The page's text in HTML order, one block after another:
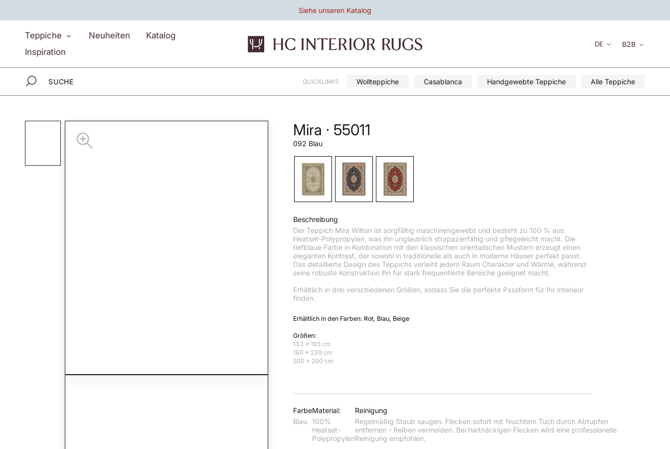
Inhalt
Siehe unseren Katalog
Teppiche Neuheiten Katalog
Inspiration
Sprache
DE B2B
QUICKLINKS Wollteppiche Casablanca Handgewebte Teppiche Alle Teppiche
Mira · 55011
092 Blau
Beschreibung
Der Teppich Mira Wilton ist sorgfältig maschinengewebt und besteht zu 100 % aus
Heatset-Polypropylen, was ihn unglaublich strapazierfähig und pflegeleicht macht. Die
tiefblaue Farbe in Kombination mit den klassischen orientalischen Mustern erzeugt einen
eleganten Kontrast, der sowohl in traditionelle als auch in moderne Häuser perfekt passt.
Das detaillierte Design des Teppichs verleiht jedem Raum Charakter und Wärme, während
seine robuste Konstruktion ihn für stark frequentierte Bereiche geeignet macht.
Erhältlich in drei verschiedenen Größen, sodass Sie die perfekte Passform für Ihr Interieur
finden.
Erhältlich in den Farben: Rot, Blau, Beige
Größen:
133 x 195 cm
160 x 230 cm
200 x 290 cm
Farbe
Blau
Material:
100%
Heatset-
Polypropylen
Reinigung
Regelmäßig Staub saugen. Flecken sofort mit feuchtem Tuch durch Abtupfen
entfernen - Reiben vermeiden. Bei hartnäckigen Flecken wird eine professionelle
Reinigung empfohlen.